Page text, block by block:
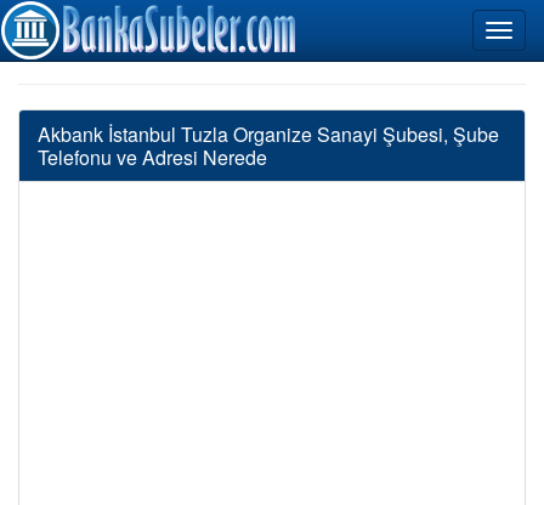
Akbank İstanbul Tuzla Organize Sanayi Şubesi, Şube
Telefonu ve Adresi Nerede